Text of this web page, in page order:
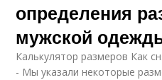
определения
мужской
Калькулятор размеров Как
- Мы указали некоторые